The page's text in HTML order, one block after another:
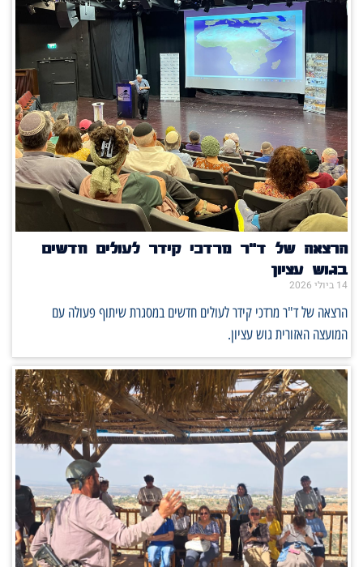
הרצאה של ד"ר מרדכי קידר לעולים חדשים
בגוש עציון
14 ביולי 2026
הרצאה של ד"ר מרדכי קידר לעולים חדשים במסגרת שיתוף פעולה עם
המועצה האזורית גוש עציון.